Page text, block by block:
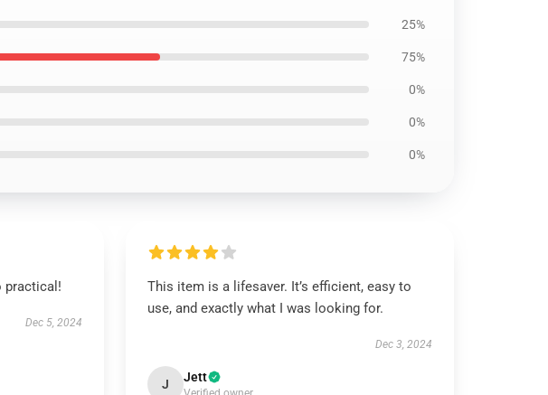
25%
75%
0%
0%
0%
practical!
Dec 5, 2024
This item is a lifesaver. It’s efficient, easy to
use, and exactly what I was looking for.
Dec 3, 2024
J Jett